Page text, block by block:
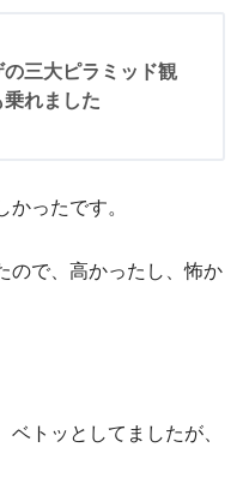
三大ピラミッド観
れました
ったです。
ので、高かったし、怖か
トッとしてましたが、